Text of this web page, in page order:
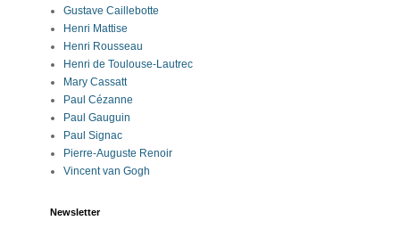
Gustave Caillebotte
Henri Mattise
Henri Rousseau
Henri de Toulouse-Lautrec
Mary Cassatt
Paul Cézanne
Paul Gauguin
Paul Signac
Pierre-Auguste Renoir
Vincent van Gogh
Newsletter